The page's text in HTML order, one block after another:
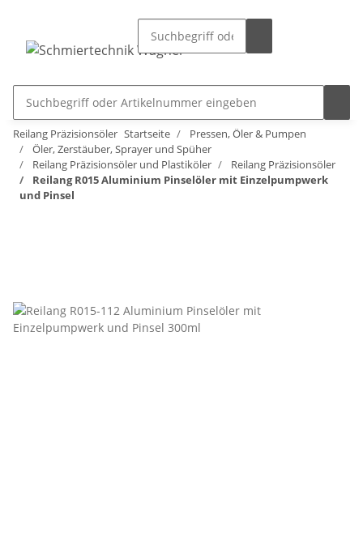
Reilang Präzisionsöler Startseite
Pressen, Öler & Pumpen
Öler, Zerstäuber, Sprayer und Spüher
Reilang Präzisionsöler und Plastiköler
Reilang Präzisionsöler
Reilang R015 Aluminium Pinselöler mit Einzelpumpwerk
und Pinsel